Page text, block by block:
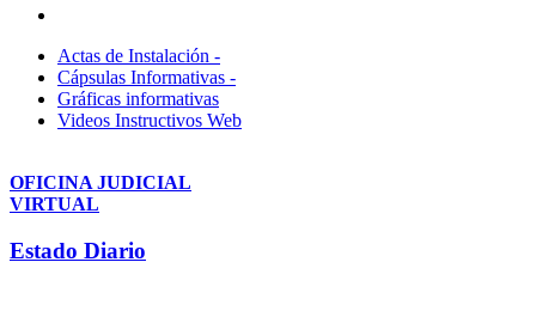
Actas de Instalación -
Cápsulas Informativas -
Gráficas informativas
Videos Instructivos Web
OFICINA JUDICIAL
VIRTUAL
Estado Diario